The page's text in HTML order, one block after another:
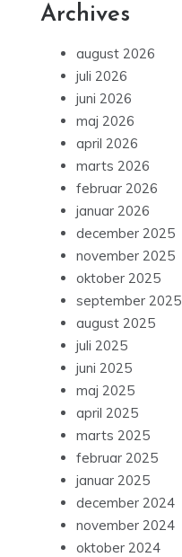
Archives
august 2026
juli 2026
juni 2026
maj 2026
april 2026
marts 2026
februar 2026
januar 2026
december 2025
november 2025
oktober 2025
september 2025
august 2025
juli 2025
juni 2025
maj 2025
april 2025
marts 2025
februar 2025
januar 2025
december 2024
november 2024
oktober 2024